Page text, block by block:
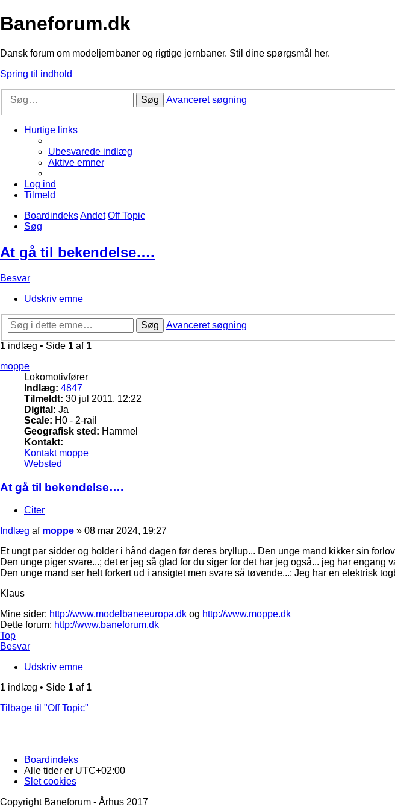
Baneforum.dk
Dansk forum om modeljernbaner og rigtige jernbaner. Stil dine spørgsmål her.
Spring til indhold
Søg Avanceret søgning
Hurtige links
Ubesvarede indlæg
Aktive emner
Log ind
Tilmeld
BoardindeksAndet Off Topic
Søg
At gå til bekendelse….
Besvar
Udskriv emne
Søg
Avanceret søgning
1 indlæg • Side 1 af 1
moppe
Lokomotivfører
Indlæg: 4847
Tilmeldt: 30 jul 2011, 12:22
Digital: Ja
Scale: H0 - 2-rail
Geografisk sted: Hammel
Kontakt:
Kontakt moppe
Websted
At gå til bekendelse….
Citer
Indlæg af moppe » 08 mar 2024, 19:27
Et ungt par sidder og holder i hånd dagen før deres bryllup... Den unge mand kikker sin
Den unge piger svare...; det er jeg så glad for du siger for det har jeg også... jeg har engang
Den unge mand ser helt forkert ud i ansigtet men svare så tøvende...; Jeg har en elektrisk
Klaus
Mine sider: http://www.modelbaneeuropa.dk og http://www.moppe.dk
Dette forum: http://www.baneforum.dk
Top
Besvar
Udskriv emne
1 indlæg • Side 1 af 1
Tilbage til "Off Topic"
Boardindeks
Alle tider er UTC+02:00
Slet cookies
Copyright Baneforum - Århus 2017